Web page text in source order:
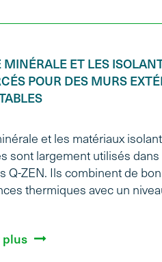
MINÉRALE ET LES
POUR DES MURS
et les matériaux
sont largement utilisés dans
Q-ZEN. Ils combinent de
thermiques avec un
plus